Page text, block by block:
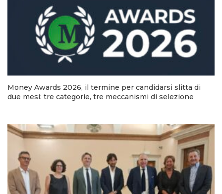
Money Awards 2026, il termine per candidarsi slitta di
due mesi: tre categorie, tre meccanismi di selezione